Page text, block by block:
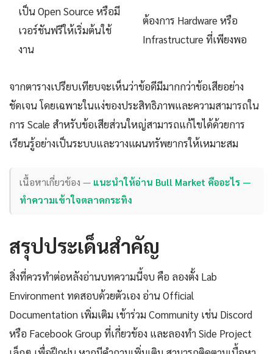
เป็น Open Source หรือมี
เวอร์ชันฟรีให้เริ่มต้นใช้
งาน
ต้องการ Hardware หรือ
Infrastructure ที่เพียงพอ
จากตารางเปรียบเทียบจะเห็นว่าข้อดีมีมากกว่าข้อเสียอย่าง
ชัดเจน โดยเฉพาะในแง่ของประสิทธิภาพและความสามารถใน
การ Scale สำหรับข้อเสียส่วนใหญ่สามารถแก้ไขได้ด้วยการ
เรียนรู้อย่างเป็นระบบและวางแผนทรัพยากรให้เหมาะสม
เนื้อหาเกี่ยวข้อง — แนะนำให้อ่าน Bull Market คืออะไร —
ทำความเข้าใจตลาดกระทิง
สรุปประเด็นสำคัญ
สิ่งที่ควรทำต่อหลังอ่านบทความนี้จบ คือ ลองตั้ง Lab
Environment ทดสอบด้วยตัวเอง อ่าน Official
Documentation เพิ่มเติม เข้าร่วม Community เช่น Discord
หรือ Facebook Group ที่เกี่ยวข้อง และลองทำ Side Project